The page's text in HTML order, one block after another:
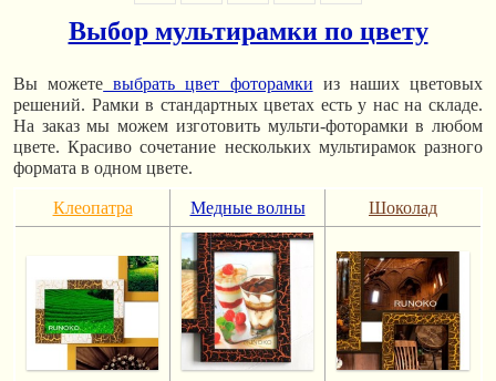
Выбор мультирамки по цвету
Вы можете выбрать цвет фоторамки из наших цветовых
решений. Рамки в стандартных цветах есть у нас на складе.
На заказ мы можем изготовить мульти-фоторамки в любом
цвете. Красиво сочетание нескольких мультирамок разного
формата в одном цвете.
Клеопатра Медные волны Шоколад